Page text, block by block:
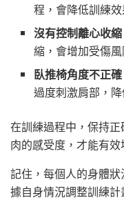
程，會降低訓練效
沒有控制離心收縮
縮，會增加受傷
臥推椅角度不正確
過度刺激肩部，
在訓練過程中，保持
肉的感受度，才能有
記住，每個人的身體
據自身情況調整訓練